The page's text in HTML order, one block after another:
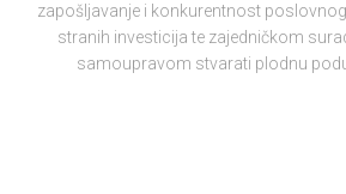
zapošljavanje i konkurentnost
stranih investicija te zajedničkom
samoupravom stvarati plodnu